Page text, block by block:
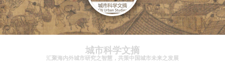
资
讯
关
城市科学文摘
汇聚海内外城市研究之智慧，共策中国城市未来之发展